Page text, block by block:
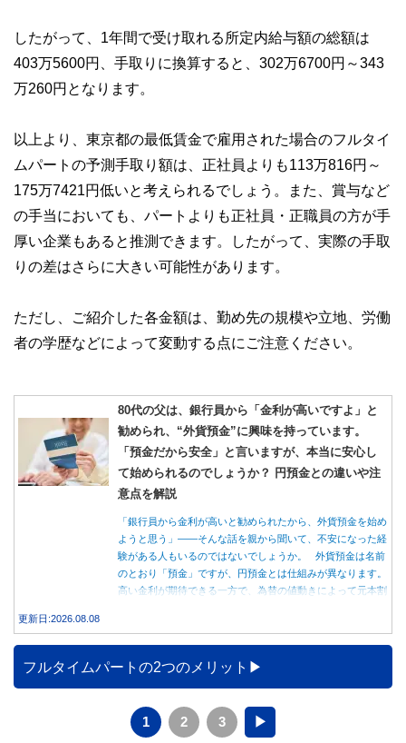
したがって、1年間で受け取れる所定内給与額の総額は
403万5600円、手取りに換算すると、302万6700円～343
万260円となります。
以上より、東京都の最低賃金で雇用された場合のフルタイ
ムパートの予測手取り額は、正社員よりも113万816円～
175万7421円低いと考えられるでしょう。また、賞与など
の手当においても、パートよりも正社員・正職員の方が手
厚い企業もあると推測できます。したがって、実際の手取
りの差はさらに大きい可能性があります。
ただし、ご紹介した各金額は、勤め先の規模や立地、労働
者の学歴などによって変動する点にご注意ください。
80代の父は、銀行員から「金利が高いですよ」と
勧められ、“外貨預金”に興味を持っています。
「預金だから安全」と言いますが、本当に安心し
て始められるのでしょうか？ 円預金との違いや注
意点を解説
「銀行員から金利が高いと勧められたから、外貨預金を始め
ようと思う」――そんな話を親から聞いて、不安になった経
験がある人もいるのではないでしょうか。 外貨預金は名前
のとおり「預金」ですが、円預金とは仕組みが異なります。
高い金利が期待できる一方で、為替の値動きによって元本割
更新日:2026.08.08
フルタイムパートの2つのメリット
1 2 3 ▶